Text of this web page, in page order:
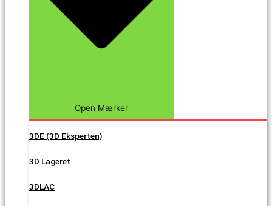
Open Mærker
3DE (3D Eksperten)
3D Lageret
3DLAC